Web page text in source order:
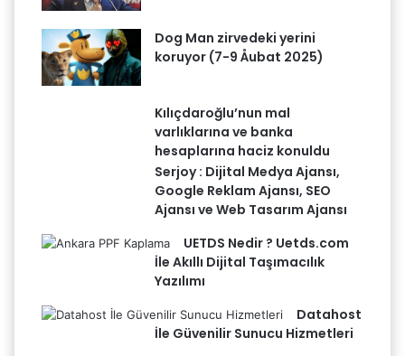
Dog Man zirvedeki yerini
koruyor (7-9 Åubat 2025)
Kılıçdaroğlu’nun mal
varlıklarına ve banka
hesaplarına haciz konuldu
Serjoy : Dijital Medya Ajansı,
Google Reklam Ajansı, SEO
Ajansı ve Web Tasarım Ajansı
UETDS Nedir ? Uetds.com
İle Akıllı Dijital Taşımacılık
Yazılımı
Datahost
İle Güvenilir Sunucu Hizmetleri